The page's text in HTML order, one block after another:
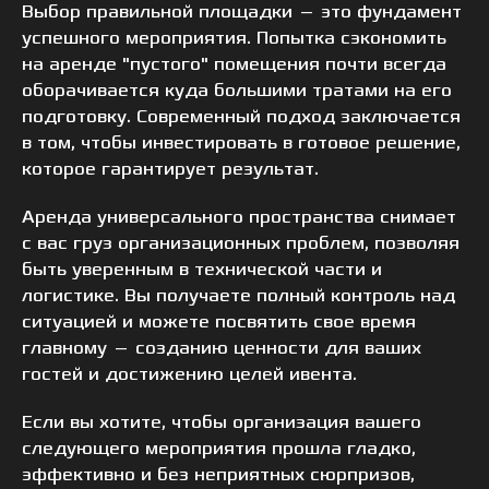
Выбор правильной площадки — это фундамент
успешного мероприятия. Попытка сэкономить
на аренде "пустого" помещения почти всегда
оборачивается куда большими тратами на его
подготовку. Современный подход заключается
в том, чтобы инвестировать в готовое решение,
которое гарантирует результат.
Аренда универсального пространства снимает
с вас груз организационных проблем, позволяя
быть уверенным в технической части и
логистике. Вы получаете полный контроль над
ситуацией и можете посвятить свое время
главному — созданию ценности для ваших
гостей и достижению целей ивента.
Если вы хотите, чтобы организация вашего
следующего мероприятия прошла гладко,
эффективно и без неприятных сюрпризов,